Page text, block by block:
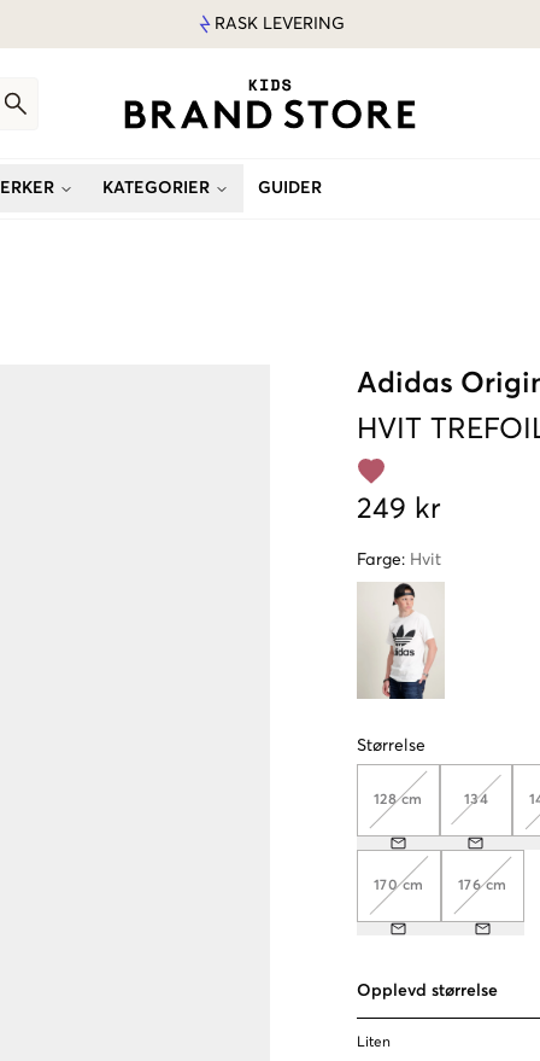
RASK LEVERING
KATEGORIER GUIDER
Adidas
HVIT
249 kr
Farge: Hvit
Størrelse
128 cm 134
170 cm 176 cm
Opplevd størrelse
Liten